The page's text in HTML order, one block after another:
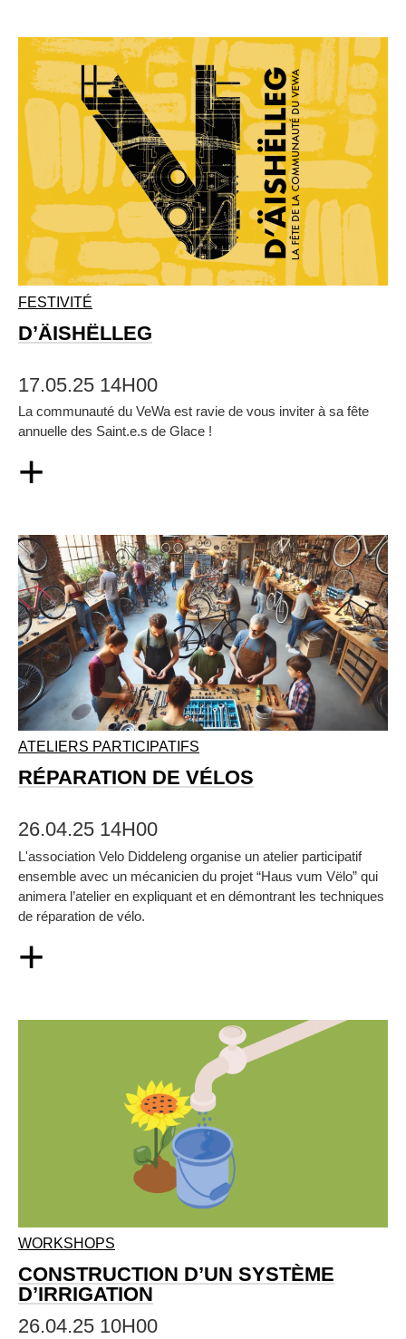
FESTIVITÉ
D’ÄISHËLLEG
17.05.25 14H00
La communauté du VeWa est ravie de vous inviter à sa fête
annuelle des Saint.e.s de Glace !
+
ATELIERS PARTICIPATIFS
RÉPARATION DE VÉLOS
26.04.25 14H00
L'association Velo Diddeleng organise un atelier participatif
ensemble avec un mécanicien du projet “Haus vum Vëlo” qui
animera l’atelier en expliquant et en démontrant les techniques
de réparation de vélo.
+
WORKSHOPS
CONSTRUCTION D’UN SYSTÈME
D’IRRIGATION
26.04.25 10H00